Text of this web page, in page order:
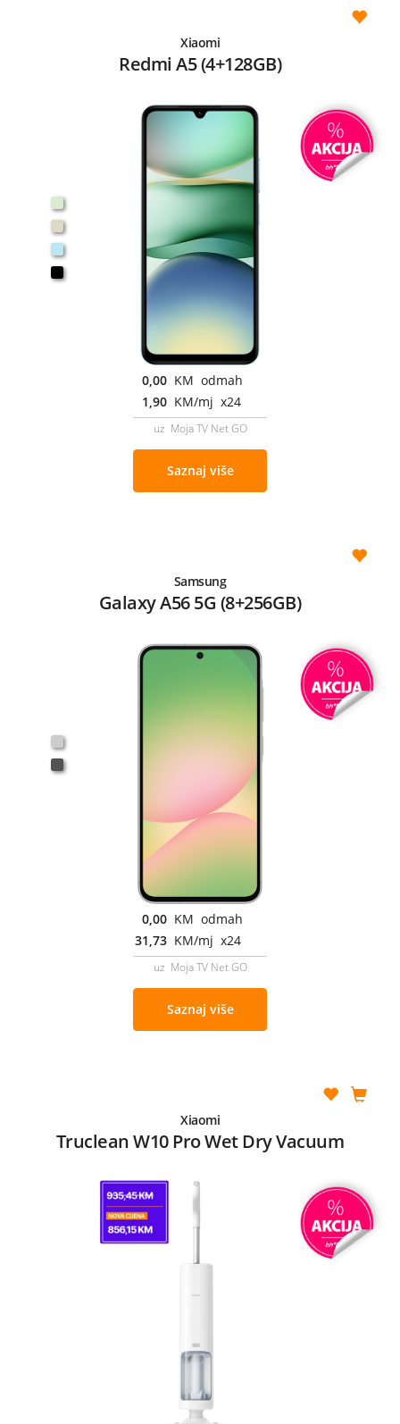
Xiaomi
Redmi A5 (4+128GB)
0,00 KM odmah
1,90 KM/mj x24
uz Moja TV Net GO
Saznaj više
Samsung
Galaxy A56 5G (8+256GB)
0,00 KM odmah
31,73 KM/mj x24
uz Moja TV Net GO
Saznaj više
Xiaomi
Truclean W10 Pro Wet Dry Vacuum